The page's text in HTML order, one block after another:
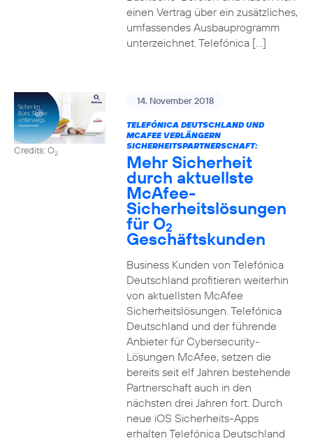
einen Vertrag über ein zusätzliches,
umfassendes Ausbauprogramm
unterzeichnet. Telefónica […]
Credits: O2
14. November 2018
TELEFÓNICA DEUTSCHLAND UND
MCAFEE VERLÄNGERN
SICHERHEITSPARTNERSCHAFT:
Mehr Sicherheit
durch aktuellste
McAfee-
Sicherheitslösungen
für O2
Geschäftskunden
Business Kunden von Telefónica
Deutschland profitieren weiterhin
von aktuellsten McAfee
Sicherheitslösungen. Telefónica
Deutschland und der führende
Anbieter für Cybersecurity-
Lösungen McAfee, setzen die
bereits seit elf Jahren bestehende
Partnerschaft auch in den
nächsten drei Jahren fort. Durch
neue iOS Sicherheits-Apps
erhalten Telefónica Deutschland